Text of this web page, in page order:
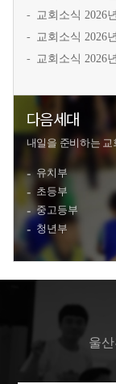
교회소식 2026
교회소식 2026
교회소식 2026
다음세대
내일을 준비하는 교
유치부
초등부
중고등부
청년부
울